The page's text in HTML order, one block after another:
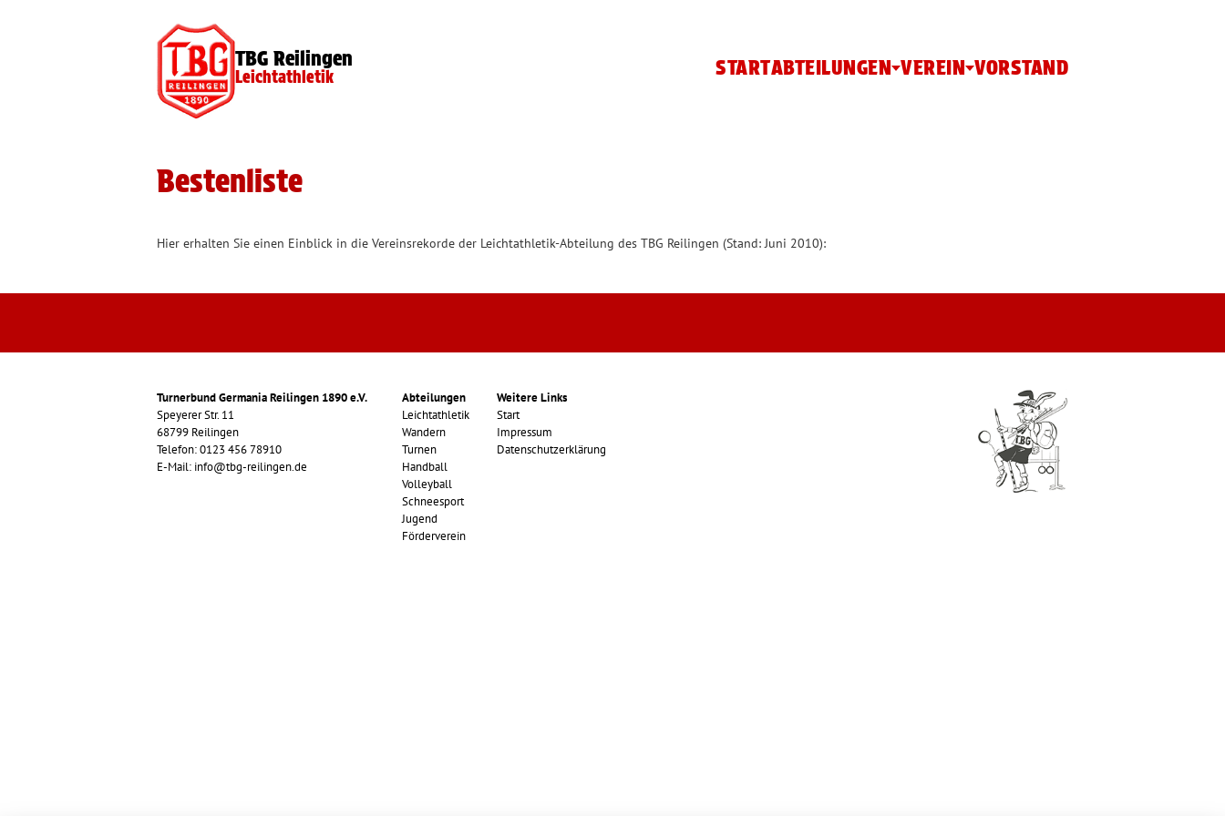
TBG Reilingen
Leichtathletik STARTABTEILUNGEN VEREIN VORSTAND
Bestenliste
Hier erhalten Sie einen Einblick in die Vereinsrekorde der Leichtathletik-Abteilung des TBG Reilingen (Stand: Juni 2010):
Turnerbund Germania Reilingen 1890 e.V.
Speyerer Str. 11
68799 Reilingen
Telefon: 0123 456 78910
E-Mail: info@tbg-reilingen.de
Abteilungen
Leichtathletik
Wandern
Turnen
Handball
Volleyball
Schneesport
Jugend
Förderverein
Weitere Links
Start
Impressum
Datenschutzerklärung